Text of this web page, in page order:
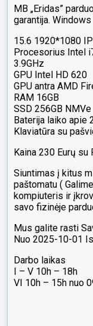
MB „Eridas”
garantija.
15.6 1920*1080
Procesorius Intel
3.9GHz
GPU Intel HD 620
GPU antra AMD
RAM 16GB
SSD 256GB NMVe
Baterija laiko apie
Klaviatūra su
Kaina 230 Eurų su
Siuntimas į kitus
paštomatu (
kompiuteris ir
savo fizinėje
Mus galite rasti
Nuo 2025-10-01
Darbo laikas
I – V 10h – 18h
VI 10h – 15h nuo